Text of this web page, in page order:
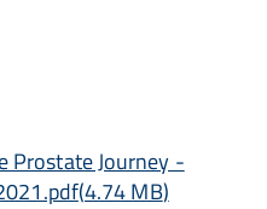
Prostate Journey -
(4.74 MB)